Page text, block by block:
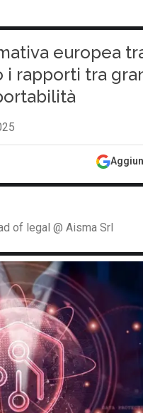
europea
i rapporti tra
of legal @ Aisma Srl